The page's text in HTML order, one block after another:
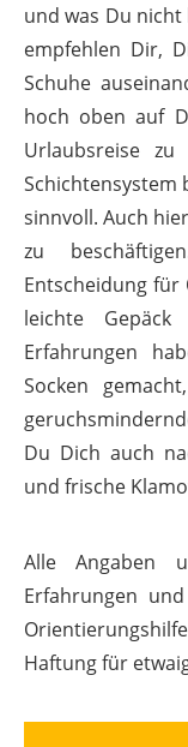
und was Du
empfehlen Dir,
Schuhe
hoch oben auf
Urlaubsreise
Schichtensystem
sinnvoll. Auch
zu
Entscheidung für
leichte
Erfahrungen
Socken
Du Dich auch
und frische
Alle Angaben
Erfahrungen
Haftung für